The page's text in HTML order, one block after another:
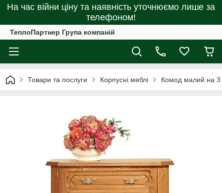
На час війни ціну та наявність уточнюємо лише за
телефоном!
ТеплоПартнер Група компаній
Товари та послуги Корпусні меблі Комод малий на